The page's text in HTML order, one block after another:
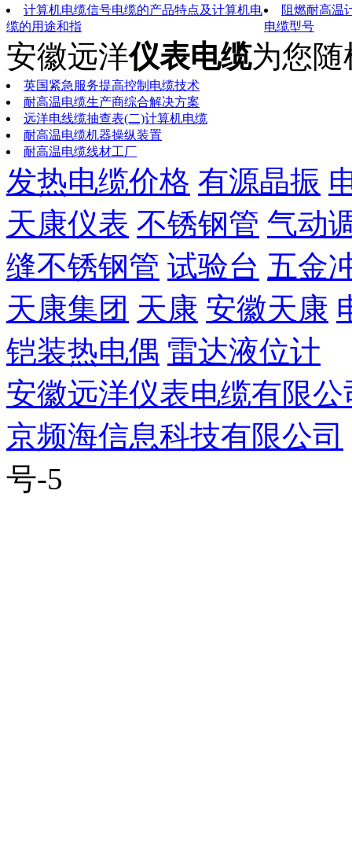
计算机电缆信号电缆的产品特点及计算机电
缆的用途和指
阻燃耐高温
电缆型号
安徽远洋仪表电缆为您随
英国紧急服务提高控制电缆技术
耐高温电缆生产商综合解决方案
远洋电线缆抽查表(二)计算机电缆
耐高温电缆机器操纵装置
耐高温电缆线材工厂
发热电缆价格 有源晶振
天康仪表 不锈钢管 气动
缝不锈钢管 试验台 五金
天康集团 天康 安徽天康
铠装热电偶 雷达液位计
安徽远洋仪表电缆有限公
京频海信息科技有限公司
号-5